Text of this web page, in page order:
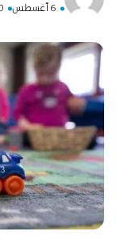
6 أغسطس 0